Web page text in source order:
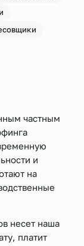
частным
и
на
несет наша
платит